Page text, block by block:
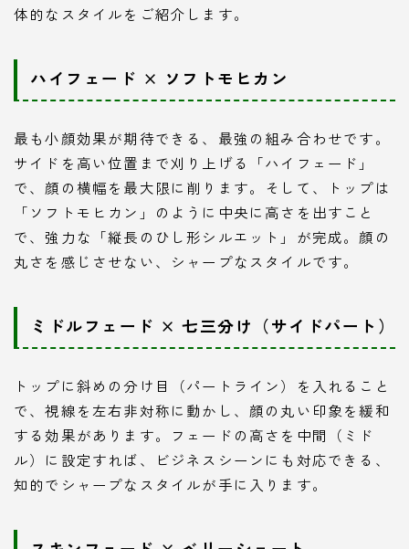
体的なスタイルをご紹介します。
ハイフェード × ソフトモヒカン
最も小顔効果が期待できる、最強の組み合わせです。
サイドを高い位置まで刈り上げる「ハイフェード」
で、顔の横幅を最大限に削ります。そして、トップは
「ソフトモヒカン」のように中央に高さを出すこと
で、強力な「縦長のひし形シルエット」が完成。顔の
丸さを感じさせない、シャープなスタイルです。
ミドルフェード × 七三分け（サイドパート）
トップに斜めの分け目（パートライン）を入れること
で、視線を左右非対称に動かし、顔の丸い印象を緩和
する効果があります。フェードの高さを中間（ミド
ル）に設定すれば、ビジネスシーンにも対応できる、
知的でシャープなスタイルが手に入ります。